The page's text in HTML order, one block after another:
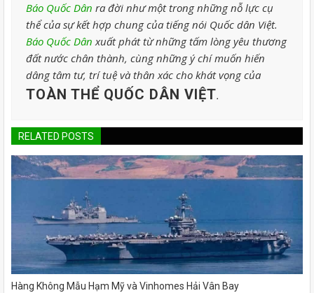
Báo Quốc Dân ra đời như một trong những nỗ lực cụ
thể của sự kết hợp chung của tiếng nói Quốc dân Việt.
Báo Quốc Dân xuất phát từ những tấm lòng yêu thương
đất nước chân thành, cùng những ý chí muốn hiến
dâng tâm tư, trí tuệ và thân xác cho khát vọng của
TOÀN THỂ QUỐC DÂN VIỆT.
RELATED POSTS
Hàng Không Mẫu Hạm Mỹ và Vinhomes Hải Vân Bay